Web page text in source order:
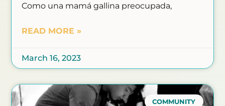
Como una mamá gallina preocupada,
READ MORE »
March 16, 2023
COMMUNITY